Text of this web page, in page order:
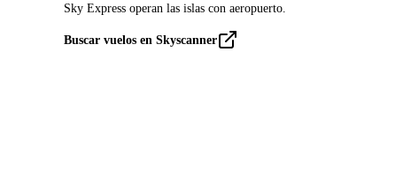
Sky Express operan las islas con aeropuerto.
Buscar vuelos en Skyscanner